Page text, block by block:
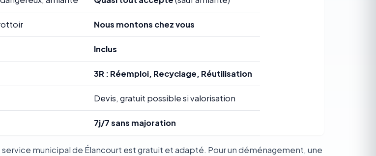
Nous montons chez vous
Inclus
3R : Réemploi, Recyclage, Réutilisation
Devis, gratuit possible si valorisation
7j/7 sans majoration
municipal de Élancourt est gratuit et adapté. Pour un déménagement, une